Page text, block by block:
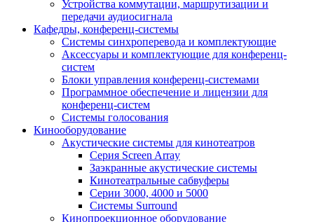
Устройства коммутации, маршрутизации и
передачи аудиосигнала
Кафедры, конференц-системы
Cистемы синхроперевода и комплектующие
Аксессуары и комплектующие для конференц-
систем
Блоки управления конференц-системами
Программное обеспечение и лицензии для
конференц-систем
Системы голосования
Кинооборудование
Акустические системы для кинотеатров
Cерия Screen Array
Заэкранные акустические системы
Кинотеатральные сабвуферы
Серии 3000, 4000 и 5000
Системы Surround
Кинопроекционное оборудование